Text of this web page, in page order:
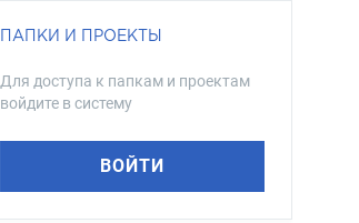
ПАПКИ И ПРОЕКТЫ
Для доступа к папкам и проектам
войдите в систему
ВОЙТИ